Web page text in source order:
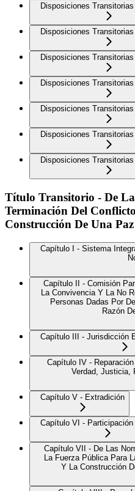
Disposiciones
Disposiciones
Disposiciones
Disposiciones
Disposiciones
Disposiciones
Disposiciones
Título Transitorio - De
Terminación Del
Construcción De Una
Capítulo I - Sistema
Capítulo II - Comisión
La Convivencia Y La No
Personas Dadas Por
Razón
Capítulo III - Jurisdicción
Capítulo IV -
Verdad, Justicia,
Capítulo V - Extradición
Capítulo VI -
Capítulo VII - De Las
La Fuerza Pública Para
Y La Construcción